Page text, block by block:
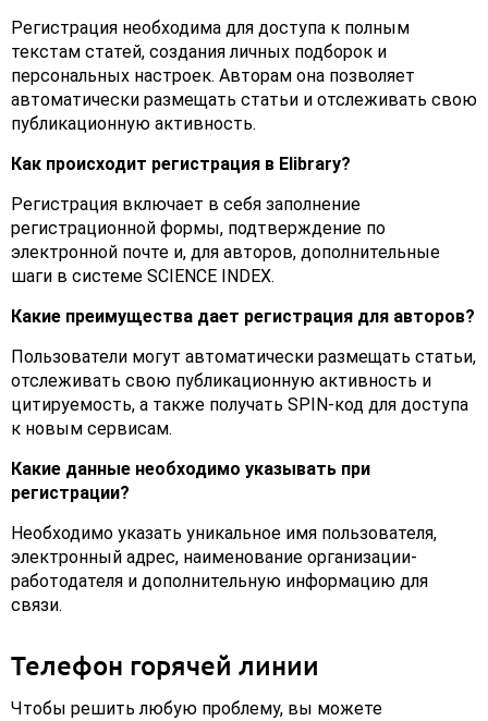
Регистрация необходима для доступа к полным
текстам статей, создания личных подборок и
персональных настроек. Авторам она позволяет
автоматически размещать статьи и отслеживать свою
публикационную активность.
Как происходит регистрация в Elibrary?
Регистрация включает в себя заполнение
регистрационной формы, подтверждение по
электронной почте и, для авторов, дополнительные
шаги в системе SCIENCE INDEX.
Какие преимущества дает регистрация для авторов?
Пользователи могут автоматически размещать статьи,
отслеживать свою публикационную активность и
цитируемость, а также получать SPIN-код для доступа
к новым сервисам.
Какие данные необходимо указывать при
регистрации?
Необходимо указать уникальное имя пользователя,
электронный адрес, наименование организации-
работодателя и дополнительную информацию для
связи.
Телефон горячей линии
Чтобы решить любую проблему, вы можете